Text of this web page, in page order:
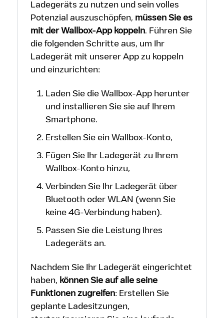
Ladegeräts zu nutzen und sein volles
Potenzial auszuschöpfen, müssen Sie es
mit der Wallbox-App koppeln . Führen Sie
die folgenden Schritte aus, um Ihr
Ladegerät mit unserer App zu koppeln
und einzurichten:
Laden Sie die Wallbox-App herunter
und installieren Sie sie auf Ihrem
Smartphone.
Erstellen Sie ein Wallbox-Konto
Fügen Sie Ihr Ladegerät zu Ihrem
Wallbox-Konto hinzu,
Verbinden Sie Ihr Ladegerät über
Bluetooth oder WLAN (wenn Sie
keine 4G-Verbindung haben).
Passen Sie die Leistung Ihres
Ladegeräts an.
Nachdem Sie Ihr Ladegerät eingerichtet
haben,
können Sie auf alle seine
Funktionen zugreifen: Erstellen Sie
geplante Ladesitzungen